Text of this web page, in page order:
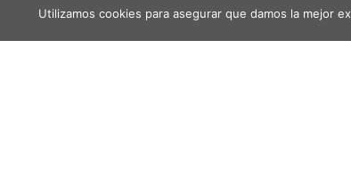
Utilizamos cookies para asegurar que damos la mejor